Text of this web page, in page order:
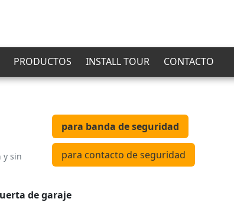
PRODUCTOS INSTALL TOUR CONTACTO
y sin
para banda de seguridad
para contacto de seguridad
de garaje